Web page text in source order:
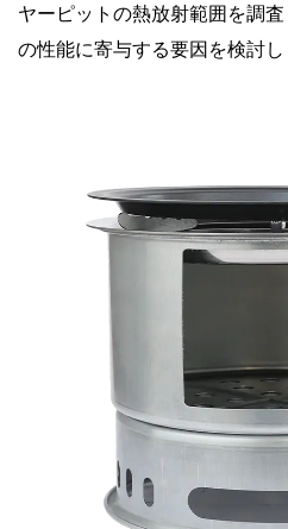
ヤーピットの熱放射範囲を調
の性能に寄与する要因を検討し